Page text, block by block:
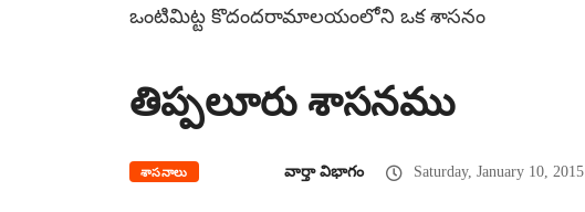
ఒంటిమిట్ట కొదందరామాలయంలోని ఒక శాసనం
తిప్పలూరు శాసనము
శాసనాలు వార్తా విభాగం Saturday, January 10, 2015